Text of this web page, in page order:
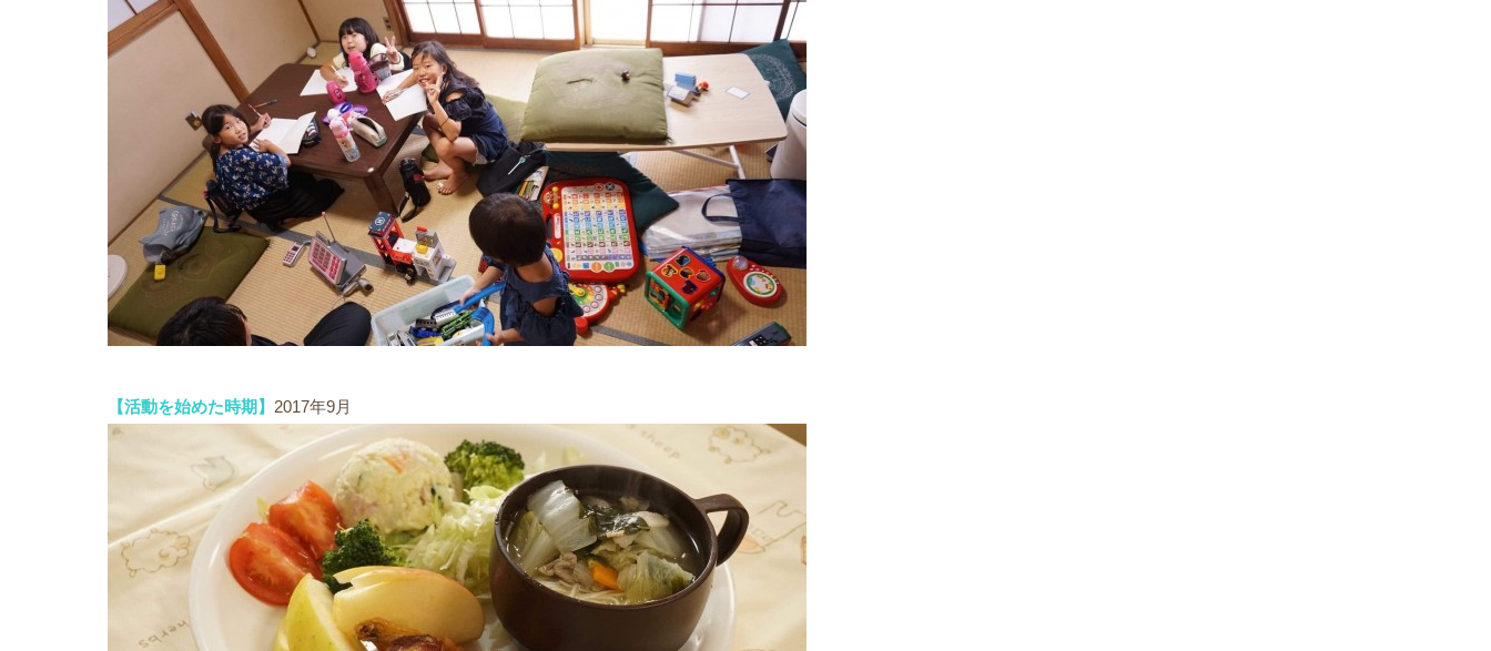
【活動を始めた時期】 2017年9月